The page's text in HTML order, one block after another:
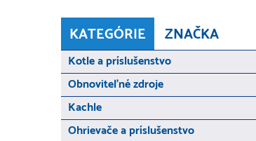
KATEGÓRIE ZNAČKA
Kotle a príslušenstvo
Obnoviteľné zdroje
Kachle
Ohrievače a príslušenstvo